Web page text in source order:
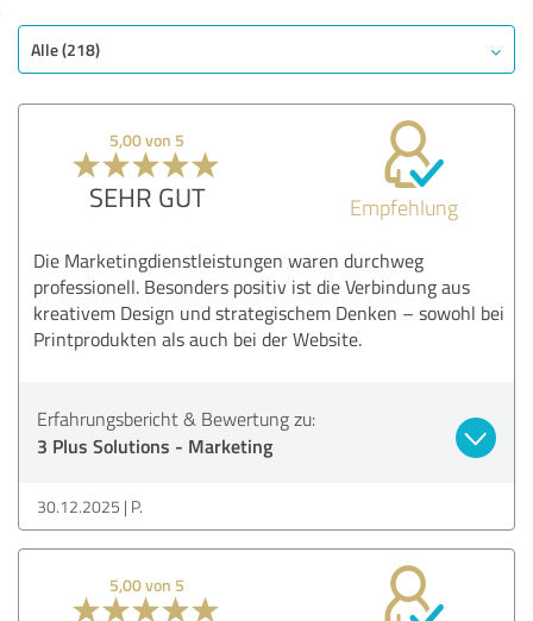
Alle (218)
5,00 von 5
SEHR GUT Empfehlung
Die Marketingdienstleistungen waren durchweg
professionell. Besonders positiv ist die Verbindung aus
kreativem Design und strategischem Denken – sowohl bei
Printprodukten als auch bei der Website.
Erfahrungsbericht & Bewertung zu:
3 Plus Solutions - Marketing
30.12.2025 P.
5,00 von 5